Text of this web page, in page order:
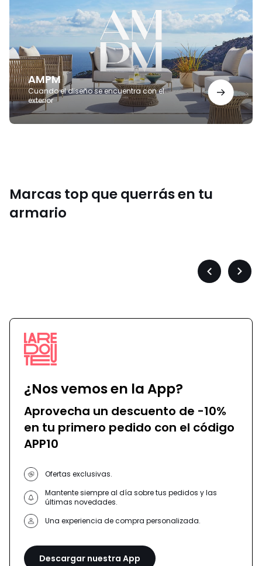
AMPM
Cuando el diseño se encuentra con el
exterior
Marcas top que querrás en tu
armario
Précédent
¿Nos vemos en la App?
Aprovecha un descuento de -10%
en tu primero pedido con el código
APP10
Ofertas exclusivas.
Mantente siempre al día sobre tus pedidos y las
últimas novedades.
Una experiencia de compra personalizada.
Descargar nuestra App